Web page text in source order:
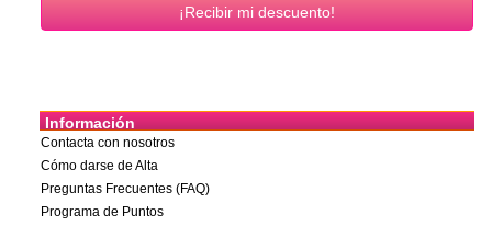
Información
Contacta con nosotros
Cómo darse de Alta
Preguntas Frecuentes (FAQ)
Programa de Puntos